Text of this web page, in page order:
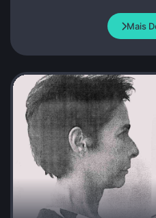
repertórios do teatro brasileiro.
Mais